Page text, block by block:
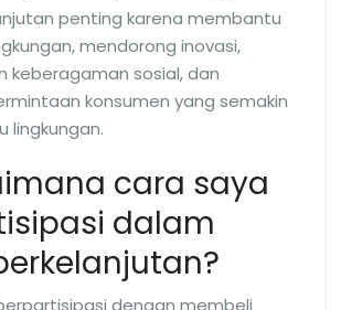
penting karena membantu
mendorong inovasi,
keberagaman sosial, dan
konsumen yang semakin
lingkungan.
cara saya
dalam
dengan membeli